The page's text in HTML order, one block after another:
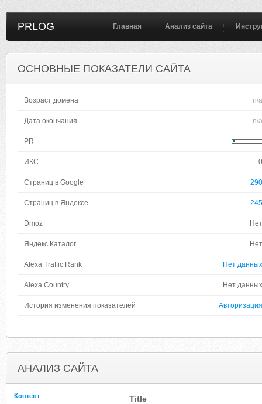
PRLOG Главная Анализ сайта
ОСНОВНЫЕ ПОКАЗАТЕЛИ САЙТА
Возраст домена n/a
Дата окончания n/a
PR
ИКС 0
Страниц в Google 290
Страниц в Яндексе 245
Dmoz Нет
Яндекс Каталог Нет
Alexa Traffic Rank Нет данных
Alexa Country Нет данных
История изменения показателей Авторизация
АНАЛИЗ САЙТА
Контент Title